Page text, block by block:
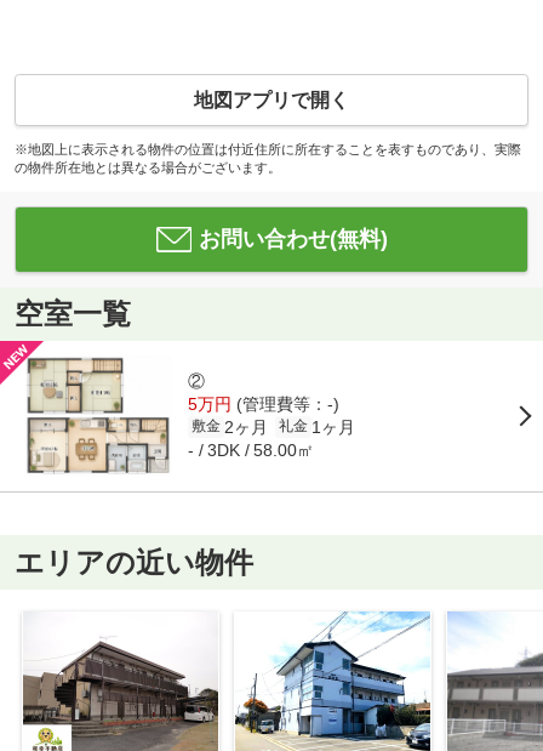
地図アプリで開く
※地図上に表示される物件の位置は付近住所に所在することを表すものであり、実際
の物件所在地とは異なる場合がございます。
お問い合わせ(無料)
空室一覧
②
5万円 (管理費等：-)
敷金 2ヶ月 礼金 1ヶ月
- 3DK 58.00㎡
エリアの近い物件